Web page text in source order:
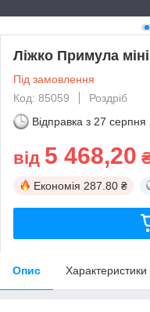
Ліжко Примула
Під замовлення
Код: 85059
Роздріб
Відправка з 27 серпня
від 5 468,20
Економія 287.80 ₴
Опис Характеристики